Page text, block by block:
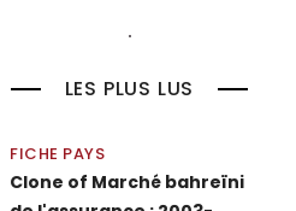
LES PLUS LUS
FICHE PAYS
Clone of Marché bahreïni